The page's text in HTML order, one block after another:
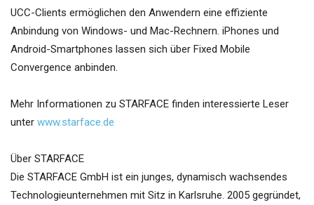
UCC-Clients ermöglichen den Anwendern eine effiziente
Anbindung von Windows- und Mac-Rechnern. iPhones und
Android-Smartphones lassen sich über Fixed Mobile
Convergence anbinden.
Mehr Informationen zu STARFACE finden interessierte Leser
unter www.starface.de
Über STARFACE
Die STARFACE GmbH ist ein junges, dynamisch wachsendes
Technologieunternehmen mit Sitz in Karlsruhe. 2005 gegründet,